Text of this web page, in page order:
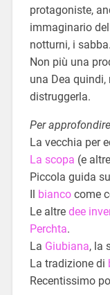
protagoniste,
immaginario
notturni, i sabba.
Non più una
una Dea
distruggerla.
Per
La vecchia per
La scopa (e
Piccola guida
Il biancocome
Le altre dee
Perchta.
La Giubiana, la
La tradizione di
Recentissimo